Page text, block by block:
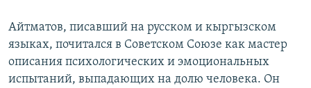
Айтматов, писавший на русском и кыргызском
языках, почитался в Советском Союзе как мастер
описания психологических и эмоциональных
испытаний, выпадающих на долю человека. Он